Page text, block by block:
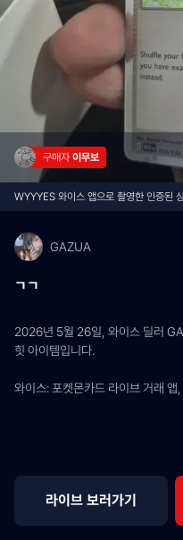
구매자 이무보
WYYYES 와이스 앱으로 촬영한 인증된
GAZUA
ㄱㄱ
2026년 5월 26일, 와이스 딜러
힛 아이템입니다.
와이스: 포켓몬카드 라이브 거래
라이브 보러가기